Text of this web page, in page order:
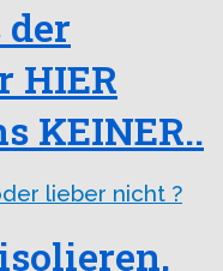
der
HIER
KEINER..